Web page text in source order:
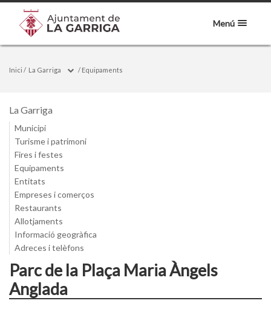
Menú
Inici / La Garriga / Equipaments
La Garriga
Municipi
Turisme i patrimoni
Fires i festes
Equipaments
Entitats
Empreses i comerços
Restaurants
Allotjaments
Informació geogràfica
Adreces i telèfons
Parc de la Plaça Maria Àngels
Anglada